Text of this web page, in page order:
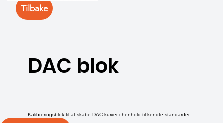
DAC blok
Kalibreringsblok til at skabe DAC-kurver i henhold til kendte standarder
Tilbake